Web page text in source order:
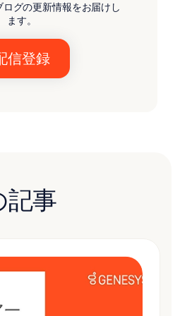
ログの更新情報をお届けし
ます。
記事